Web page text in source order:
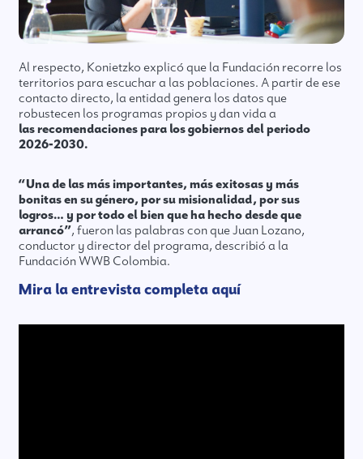
Al respecto, Konietzko explicó que la Fundación recorre los
territorios para escuchar a las poblaciones. A partir de ese
contacto directo, la entidad genera los datos que
robustecen los programas propios y dan vida a
las recomendaciones para los gobiernos del periodo
2026-2030.
“Una de las más importantes, más exitosas y más
bonitas en su género, por su misionalidad, por sus
logros… y por todo el bien que ha hecho desde que
arrancó”, fueron las palabras con que Juan Lozano,
conductor y director del programa, describió a la
Fundación WWB Colombia.
Mira la entrevista completa aquí